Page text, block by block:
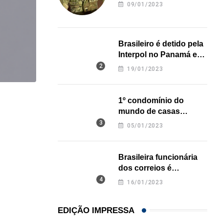
Teste de cidadania dos EUA pode ficar mais...
09/01/2023
Brasileiro é detido pela
Interpol no Panamá e
pode pegar prisão
19/01/2023
1º condomínio do
mundo de casas
impressas em 3D é
05/01/2023
Brasileira funcionária
dos correios é
assassinada a facadas
16/01/2023
EDIÇÃO IMPRESSA